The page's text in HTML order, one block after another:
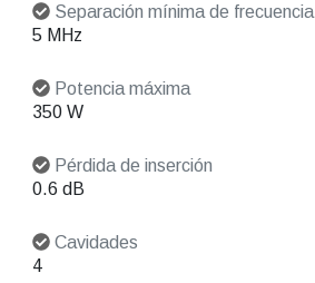
Separación mínima de frecuencia
5 MHz
Potencia máxima
350 W
Pérdida de inserción
0.6 dB
Cavidades
4